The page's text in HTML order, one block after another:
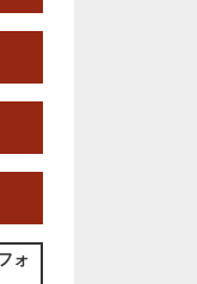
。
易
。
四
」
ォ